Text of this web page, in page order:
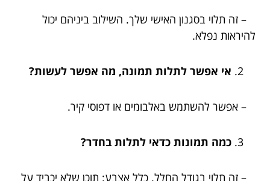
– זה תלוי בסגנון האישי שלך. השילוב ביניהם יכול
להיראות נפלא.
אי אפשר לתלות תמונה, מה אפשר לעשות?
– אפשר להשתמש באלבומים או דפוסי קיר.
כמה תמונות כדאי לתלות בחדר?
– זה תלוי בגודל החלל. כלל אצבע: תוכן שלא יכביד על